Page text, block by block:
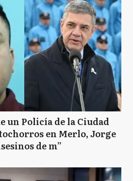
un Policía de la Ciudad
en Merlo, Jorge
de m”